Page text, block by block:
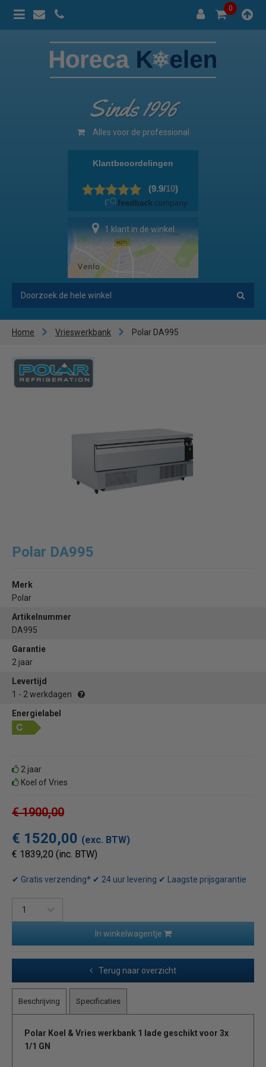
0
Sinds 1996
Alles voor de professional
1 klant in de winkel
Home Vrieswerkbank Polar DA995
Polar DA995
Merk
Polar
Artikelnummer
DA995
Garantie
2 jaar
Levertijd
1 - 2 werkdagen
Energielabel
2 jaar
Koel of Vries
€ 1900,00
€ 1520,00 (exc. BTW)
€ 1839,20 (inc. BTW)
✔ Gratis verzending* ✔ 24 uur levering ✔ Laagste prijsgarantie
In winkelwagentje
Terug naar overzicht
Beschrijving Specificaties
Polar Koel & Vries werkbank 1 lade geschikt voor 3x
1/1 GN